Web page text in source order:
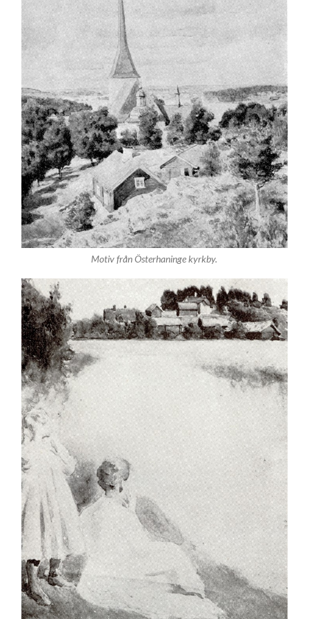
Motiv från Österhaninge kyrkby.